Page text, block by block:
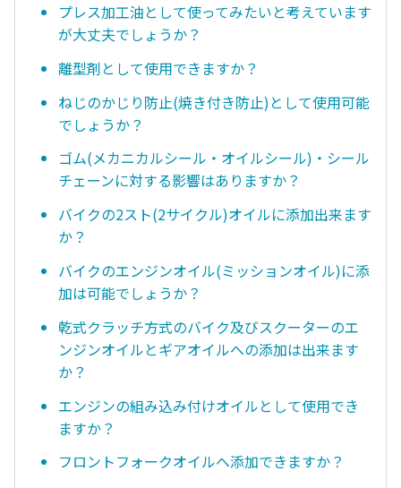
プレス加工油として使ってみたいと考えています
が大丈夫でしょうか？
離型剤として使用できますか？
ねじのかじり防止(焼き付き防止)として使用可能
でしょうか？
ゴム(メカニカルシール・オイルシール)・シール
チェーンに対する影響はありますか？
バイクの2スト(2サイクル)オイルに添加出来ます
か？
バイクのエンジンオイル(ミッションオイル)に添
加は可能でしょうか？
乾式クラッチ方式のバイク及びスクーターのエ
ンジンオイルとギアオイルへの添加は出来ます
か？
エンジンの組み込み付けオイルとして使用でき
ますか？
フロントフォークオイルへ添加できますか？